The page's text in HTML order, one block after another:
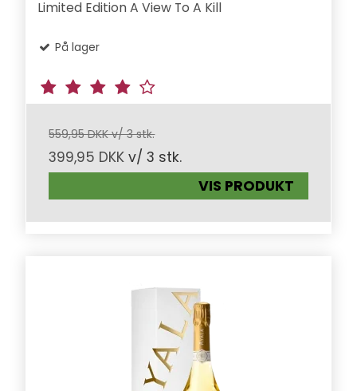
Limited Edition A View To A Kill
På lager
559,95 DKK v/ 3 stk.
399,95 DKK v/ 3 stk.
VIS PRODUKT